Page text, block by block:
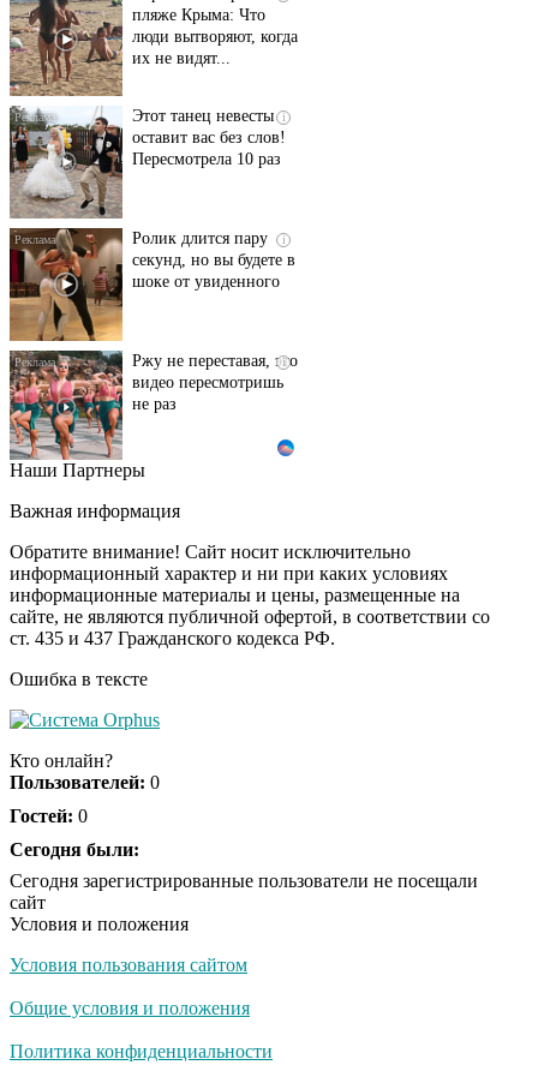
пляже Крыма: Что
люди вытворяют, когда
их не видят...
i
Этот танец невесты
оставит вас без слов!
Пересмотрела 10 раз
i
Ролик длится пару
секунд, но вы будете в
шоке от увиденного
i
Ржу не переставая, это
видео пересмотришь
не раз
Ролик из Омска: вы
i
Королева вагона
отожгла! Видео не
оставит равнодушным
Наши Партнеры
Важная информация
Обратите внимание! Сайт носит исключительно
информационный характер и ни при каких условиях
информационные материалы и цены, размещенные на
сайте, не являются публичной офертой, в соответствии со
ст. 435 и 437 Гражданского кодекса РФ.
Ошибка в тексте
Кто онлайн?
Пользователей: 0
Гостей: 0
Сегодня были:
Сегодня зарегистрированные пользователи не посещали
сайт
Условия и положения
Условия пользования сайтом
Общие условия и положения
Политика конфиденциальности